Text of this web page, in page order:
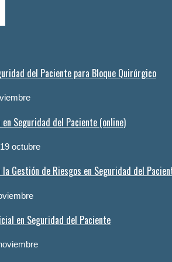
del Paciente para Bloque Quirúrgico
en Seguridad del Paciente (online)
19 octubre
Gestión de Riesgos en Seguridad del
en Seguridad del Paciente